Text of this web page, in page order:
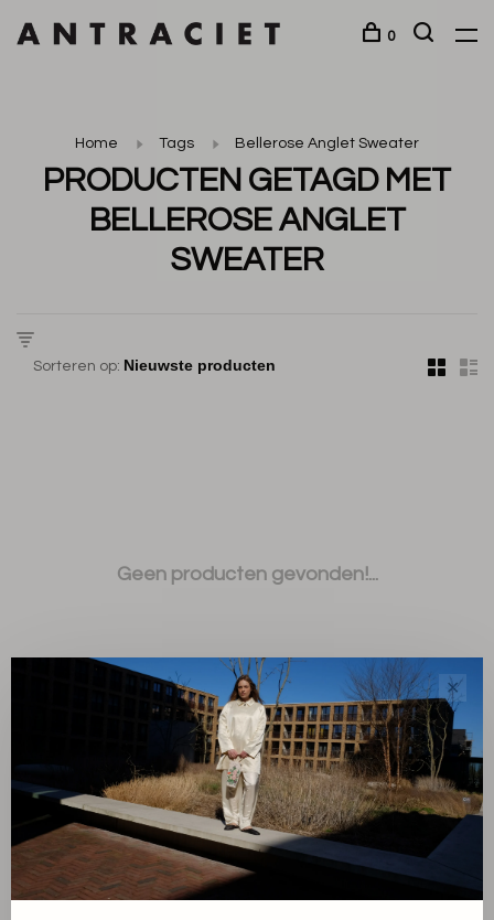
0
Home Tags Bellerose Anglet Sweater
PRODUCTEN GETAGD MET
BELLEROSE ANGLET
SWEATER
Sorteren op:
Geen producten gevonden!...
Sorteren op:
Toon 1 - 0 van 0
✕